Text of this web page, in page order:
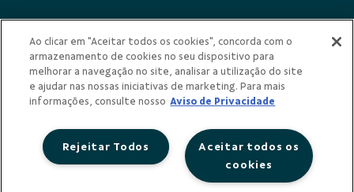
Indícios de Ilícitude
Privacidade
Ao clicar em "Aceitar todos os cookies", concorda com o
armazenamento de cookies no seu dispositivo para
melhorar a navegação no site, analisar a utilização do site
e ajudar nas nossas iniciativas de marketing. Para mais
informações, consulte nosso Aviso de Privacidade
Aceitar todos os
cookies
Rejeitar Todos